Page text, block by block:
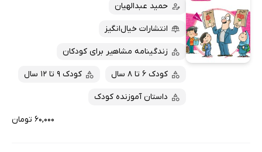
حمید عبدالهیان
انتشارات خیال‌انگیز
زندگینامه مشاهیر برای کودکان
کودک 6 تا 8 سال کودک 9 تا 12 سال
داستان آموزنده کودک
۶۰,۰۰۰ تومان